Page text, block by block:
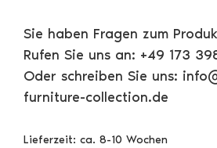
Sie haben Fragen zum
Rufen Sie uns an: +49 173
Oder schreiben Sie uns:
furniture-collection.de
Lieferzeit: ca. 8-10 Wochen